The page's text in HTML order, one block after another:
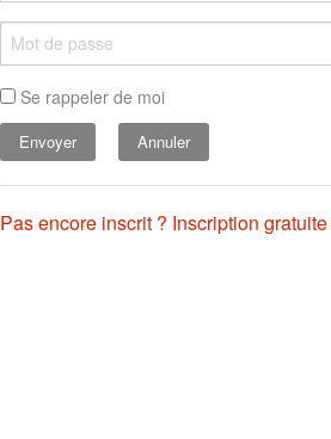
Se rappeler de moi
Annuler
Pas encore inscrit ? Inscription gratuite